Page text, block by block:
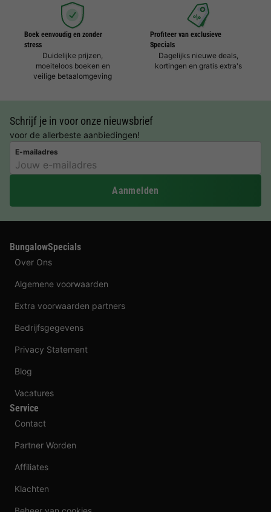
Boek eenvoudig en zonder
stress
Duidelijke prijzen,
moeiteloos boeken en
veilige betaalomgeving
Profiteer van exclusieve
Specials
Dagelijks nieuwe deals,
kortingen en gratis extra's
Schrijf je in voor onze nieuwsbrief
voor de allerbeste aanbiedingen!
E-mailadres
Aanmelden
BungalowSpecials
Over Ons
Algemene voorwaarden
Extra voorwaarden partners
Bedrijfsgegevens
Privacy Statement
Blog
Vacatures
Service
Contact
Partner Worden
Affiliates
Klachten